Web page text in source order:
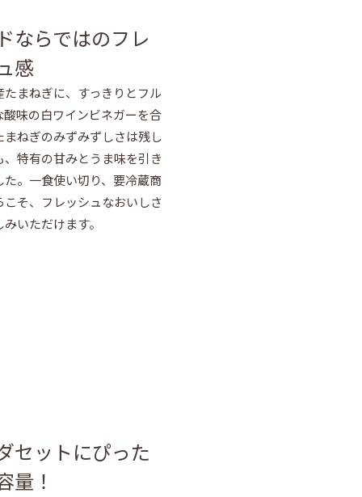
ならではのフレ
感
たまねぎに、すっきりとフル
酸味の白ワインビネガーを合
まねぎのみずみずしさは残し
、特有の甘みとうま味を引き
た。一食使い切り、要冷蔵商
こそ、フレッシュなおいしさ
いただけます。
セットにぴった
量！